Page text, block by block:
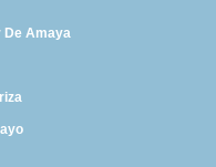
De Amaya